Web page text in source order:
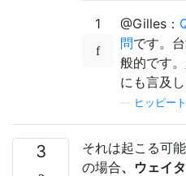
1 @Gilles：
問です。
般的です
にも言及し
ヒッピー
3
それは起こる可
の場合、ウェイ